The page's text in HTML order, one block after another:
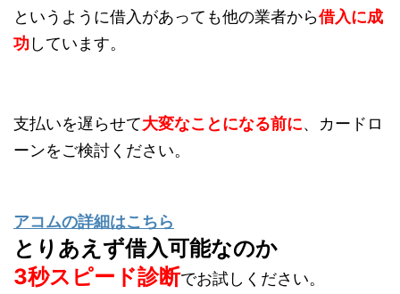
というように借入があっても他の業者から借入に成
功しています。
支払いを遅らせて大変なことになる前に、カードロ
ーンをご検討ください。
アコムの詳細はこちら
とりあえず借入可能なのか
3秒スピード診断でお試しください。